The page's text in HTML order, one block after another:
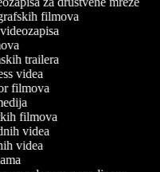
filmova
trailera
videa
filmova
filmova
videa
videa